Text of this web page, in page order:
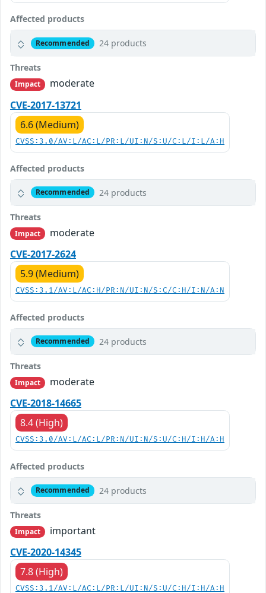
Affected products
Recommended 24 products
Threats
Impact
moderate
CVE-2017-13721
6.6 (Medium)
CVSS:3.0/AV:L/AC:L/PR:L/UI:N/S:U/C:L/I:L/A:H
Affected products
Recommended 24 products
Threats
Impact
moderate
CVE-2017-2624
5.9 (Medium)
CVSS:3.1/AV:L/AC:H/PR:N/UI:N/S:C/C:H/I:N/A:N
Affected products
Recommended 24 products
Threats
Impact
moderate
CVE-2018-14665
8.4 (High)
CVSS:3.0/AV:L/AC:L/PR:N/UI:N/S:U/C:H/I:H/A:H
Affected products
Recommended 24 products
Threats
Impact
important
CVE-2020-14345
7.8 (High)
CVSS:3.1/AV:L/AC:L/PR:L/UI:N/S:U/C:H/I:H/A:H